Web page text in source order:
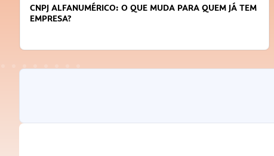
DICAS PARA OBTER CRÉDITO